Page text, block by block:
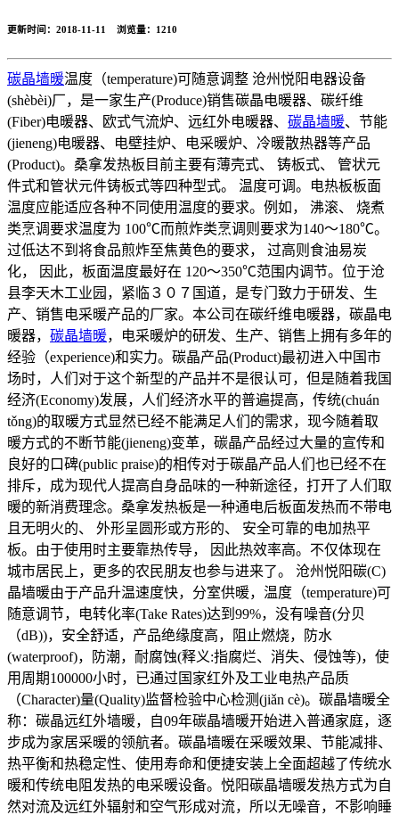
更新时间：2018-11-11 浏览量： 1210
碳晶墙暖温度（temperature)可随意调整 沧州悦阳电器设备
(shèbèi)厂，是一家生产(Produce)销售碳晶电暖器、碳纤维
(Fiber)电暖器、欧式气流炉、远红外电暖器、 碳晶墙暖、节能
(jieneng)电暖器、电壁挂炉、电采暖炉、冷暖散热器等产品
(Product)。桑拿发热板目前主要有薄壳式、 铸板式、 管状元
件式和管状元件铸板式等四种型式。 温度可调。电热板板面
温度应能适应各种不同使用温度的要求。例如， 沸滚、 烧煮
类烹调要求温度为 100℃而煎炸类烹调则要求为140～180℃。
过低达不到将食品煎炸至焦黄色的要求， 过高则食油易炭
化， 因此，板面温度最好在 120～350℃范围内调节。位于沧
县李天木工业园，紧临３０７国道，是专门致力于研发、生
产、销售电采暖产品的厂家。本公司在碳纤维电暖器，碳晶电
暖器， 碳晶墙暖，电采暖炉的研发、生产、销售上拥有多年的
经验（experience)和实力。碳晶产品(Product)最初进入中国市
场时，人们对于这个新型的产品并不是很认可，但是随着我国
经济(Economy)发展，人们经济水平的普遍提高，传统(chuán
tǒng)的取暖方式显然已经不能满足人们的需求，现今随着取
暖方式的不断节能(jieneng)变革，碳晶产品经过大量的宣传和
良好的口碑(public praise)的相传对于碳晶产品人们也已经不在
排斥，成为现代人提高自身品味的一种新途径，打开了人们取
暖的新消费理念。桑拿发热板是一种通电后板面发热而不带电
且无明火的、 外形呈圆形或方形的、 安全可靠的电加热平
板。由于使用时主要靠热传导， 因此热效率高。不仅体现在
城市居民上，更多的农民朋友也参与进来了。 沧州悦阳碳(C)
晶墙暖由于产品升温速度快，分室供暖，温度（temperature)可
随意调节，电转化率(Take Rates)达到99%，没有噪音(分贝
（dB))，安全舒适，产品绝缘度高，阻止燃烧，防水
(waterproof)，防潮，耐腐蚀(释义:指腐烂、消失、侵蚀等)，使
用周期100000小时，已通过国家红外及工业电热产品质
（Character)量(Quality)监督检验中心检测(jiǎn cè)。碳晶墙暖全
称：碳晶远红外墙暖，自09年碳晶墙暖开始进入普通家庭，逐
步成为家居采暖的领航者。碳晶墙暖在采暖效果、节能减排、
热平衡和热稳定性、使用寿命和便捷安装上全面超越了传统水
暖和传统电阻发热的电采暖设备。悦阳碳晶墙暖发热方式为自
然对流及远红外辐射和空气形成对流，所以无噪音，不影响睡